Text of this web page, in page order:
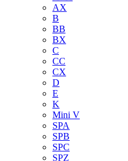
AX
B
BB
BX
C
CC
CX
D
E
K
Mini V
SPA
SPB
SPC
SPZ